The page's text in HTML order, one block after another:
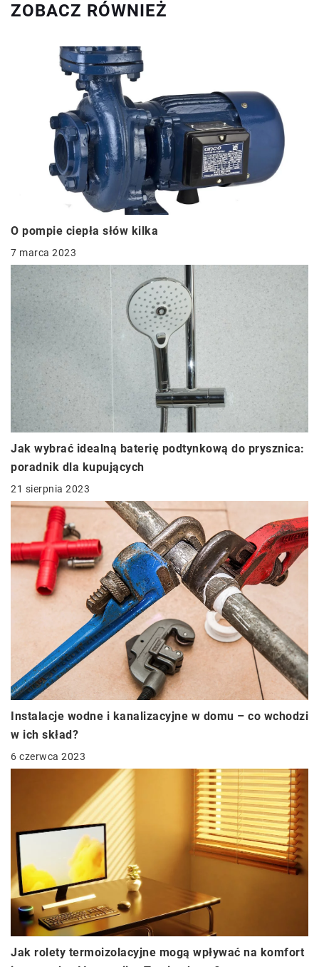
ZOBACZ RÓWNIEŻ
O pompie ciepła słów kilka
7 marca 2023
Jak wybrać idealną baterię podtynkową do prysznica:
poradnik dla kupujących
21 sierpnia 2023
Instalacje wodne i kanalizacyjne w domu – co wchodzi
w ich skład?
6 czerwca 2023
Jak rolety termoizolacyjne mogą wpływać na komfort